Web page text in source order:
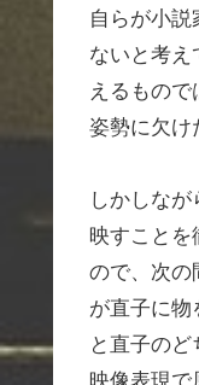
自らが小
ないと考え
えるもの
姿勢に欠け
しかしな
映すことを
ので、次の
が直子に物
と直子の